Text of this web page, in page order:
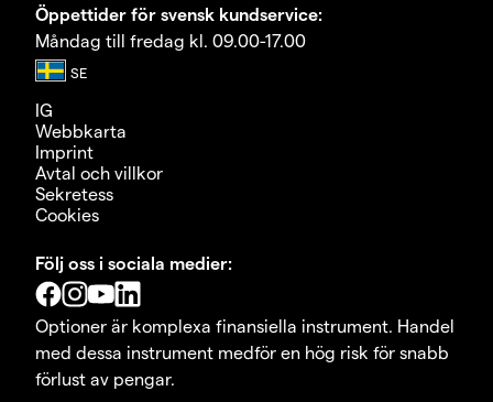
Öppettider för svensk kundservice:
Måndag till fredag kl. 09.00-17.00
IG
Webbkarta
Imprint
Avtal och villkor
Sekretess
Cookies
Följ oss i sociala medier:
Optioner är komplexa finansiella instrument. Handel
med dessa instrument medför en hög risk för snabb
förlust av pengar.